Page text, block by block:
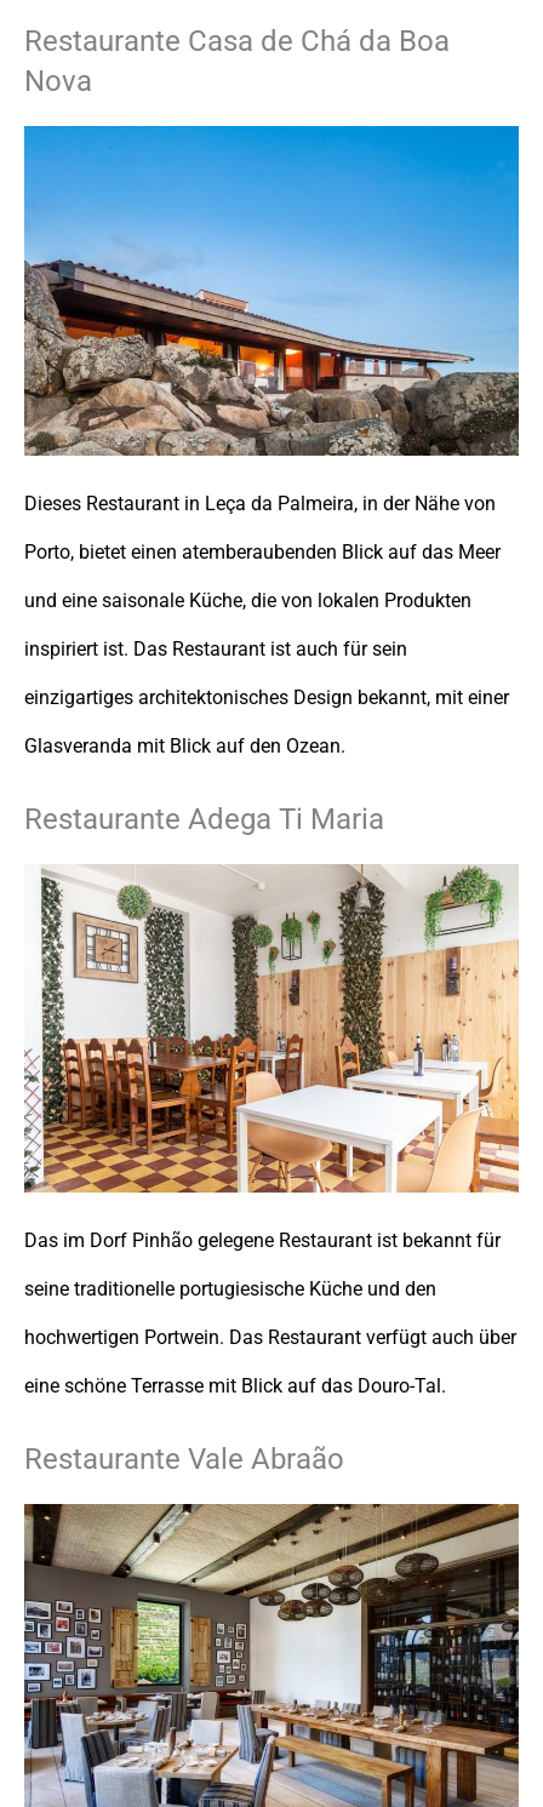
Restaurante Casa de Chá da Boa
Nova
Dieses Restaurant in Leça da Palmeira, in der Nähe von
Porto, bietet einen atemberaubenden Blick auf das Meer
und eine saisonale Küche, die von lokalen Produkten
inspiriert ist. Das Restaurant ist auch für sein
einzigartiges architektonisches Design bekannt, mit einer
Glasveranda mit Blick auf den Ozean.
Restaurante Adega Ti Maria
Das im Dorf Pinhão gelegene Restaurant ist bekannt für
seine traditionelle portugiesische Küche und den
hochwertigen Portwein. Das Restaurant verfügt auch über
eine schöne Terrasse mit Blick auf das Douro-Tal.
Restaurante Vale Abraão